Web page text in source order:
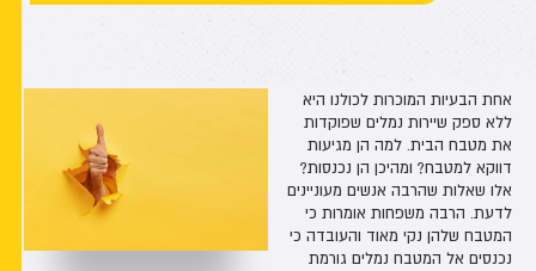
אחת הבעיות המוכרות לכולנו היא
ללא ספק שיירות נמלים שפוקדות
את מטבח הבית. למה הן מגיעות
דווקא למטבח? ומהיכן הן נכנסות?
אלו שאלות שהרבה אנשים מעוניינים
לדעת. הרבה משפחות אומרות כי
המטבח שלהן נקי מאוד והעובדה כי
נכנסים אל המטבח נמלים גורמת